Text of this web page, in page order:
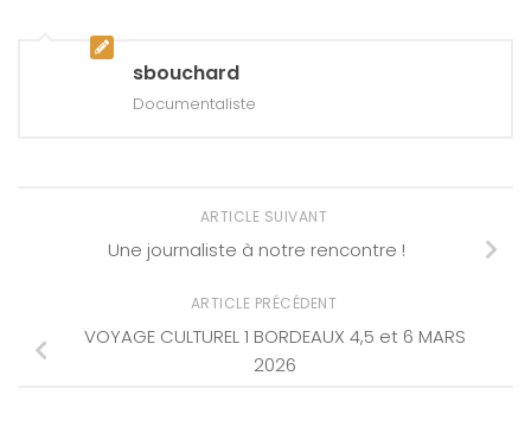
sbouchard
Documentaliste
ARTICLE SUIVANT
Une journaliste à notre rencontre !
ARTICLE PRÉCÉDENT
VOYAGE CULTUREL 1 BORDEAUX 4,5 et 6 MARS
2026